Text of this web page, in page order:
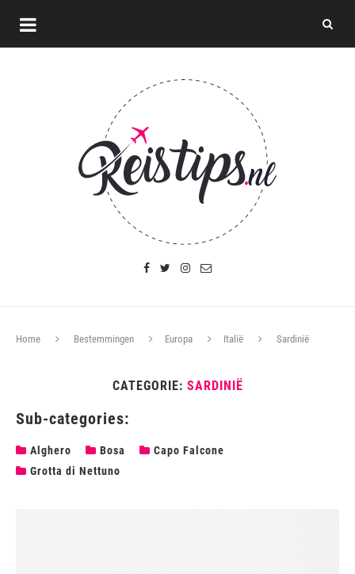
Home Bestemmingen Europa Italië Sardinië
CATEGORIE: SARDINIË
Sub-categories:
Alghero Bosa
Capo Falcone
Grotta di Nettuno